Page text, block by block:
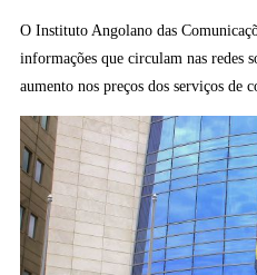
O Instituto Angolano das
informações que circulam nas redes
aumento nos preços dos serviços de